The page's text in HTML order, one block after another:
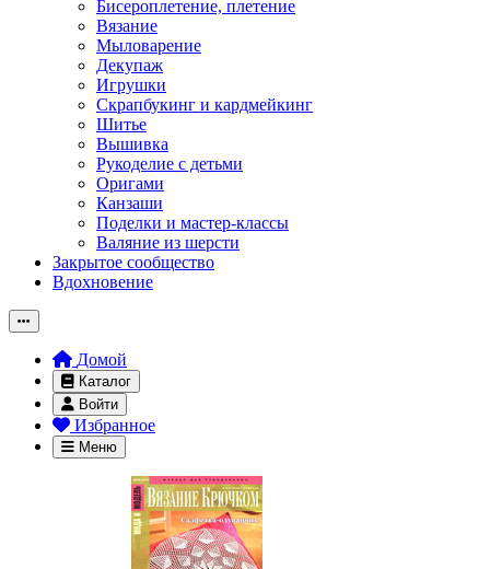
Бисероплетение, плетение
Вязание
Мыловарение
Декупаж
Игрушки
Скрапбукинг и кардмейкинг
Шитье
Вышивка
Рукоделие с детьми
Оригами
Канзаши
Поделки и мастер-классы
Валяние из шерсти
Закрытое сообщество
Вдохновение
Домой
Каталог
Войти
Избранное
Меню